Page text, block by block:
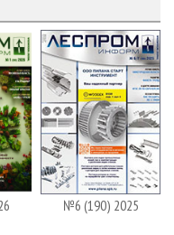
№6 (190) 2025